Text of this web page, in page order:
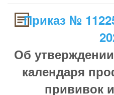
Приказ №
Об
календаря
прививок